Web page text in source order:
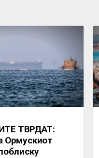
ТВРДАТ:
Ормускиот